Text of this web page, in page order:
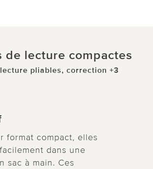
de lecture compactes
pliables, correction +3
format compact, elles
dans une
sac à main. Ces